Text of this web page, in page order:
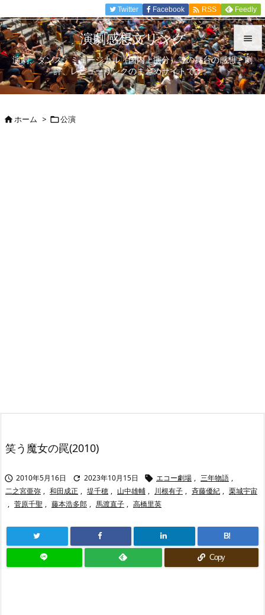


メニュ

Twitter Facebook  RSS Feedly
演劇感想文リンク
演劇、ダンス、ミュージカル（国内上演分）等の舞台の感想、劇
評、レビューリンクのまとめサイトです。
ホーム > 公演
笑う魔女の罠(2010)
 2010年5月16日  2023年10月15日  エコー劇場 , 三年物語 ,
二之宮亜弥 , 和田成正 , 堤千穂 , 山中雄輔 , 川根有子 , 斉藤優紀 , 栗城宇宙
, 菅原千聖 , 藤本浩多郎 , 馬渡直子 , 高橋里英
B!
Copy